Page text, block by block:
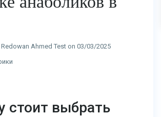
Ahmed Test on 03/03/2025
стоит выбрать